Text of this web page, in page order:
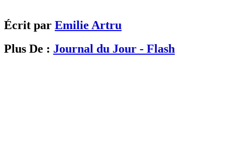
Écrit par Emilie Artru
Plus De : Journal du Jour - Flash